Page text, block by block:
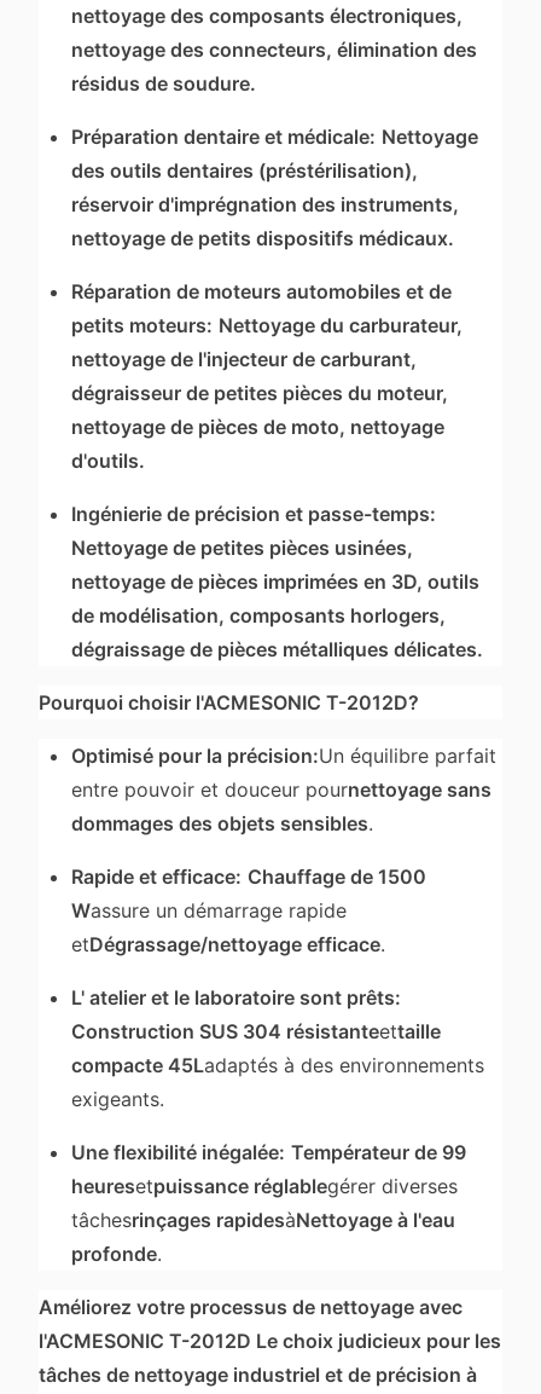
nettoyage des composants électroniques,
nettoyage des connecteurs, élimination des
résidus de soudure.
Préparation dentaire et médicale: Nettoyage
des outils dentaires (préstérilisation),
réservoir d'imprégnation des instruments,
nettoyage de petits dispositifs médicaux.
Réparation de moteurs automobiles et de
petits moteurs: Nettoyage du carburateur,
nettoyage de l'injecteur de carburant,
dégraisseur de petites pièces du moteur,
nettoyage de pièces de moto, nettoyage
d'outils.
Ingénierie de précision et passe-temps:
Nettoyage de petites pièces usinées,
nettoyage de pièces imprimées en 3D, outils
de modélisation, composants horlogers,
dégraissage de pièces métalliques délicates.
Pourquoi choisir l'ACMESONIC T-2012D?
Optimisé pour la précision:Un équilibre parfait
entre pouvoir et douceur pournettoyage sans
dommages des objets sensibles.
Rapide et efficace: Chauffage de 1500
Wassure un démarrage rapide
etDégrassage/nettoyage efficace.
L' atelier et le laboratoire sont prêts:
Construction SUS 304 résistanteettaille
compacte 45Ladaptés à des environnements
exigeants.
Une flexibilité inégalée: Températeur de 99
heuresetpuissance réglablegérer diverses
tâchesrinçages rapidesàNettoyage à l'eau
profonde.
Améliorez votre processus de nettoyage avec
l'ACMESONIC T-2012D Le choix judicieux pour les
tâches de nettoyage industriel et de précision à